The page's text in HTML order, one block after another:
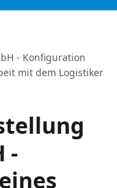
- Konfiguration
mit dem Logistiker
-